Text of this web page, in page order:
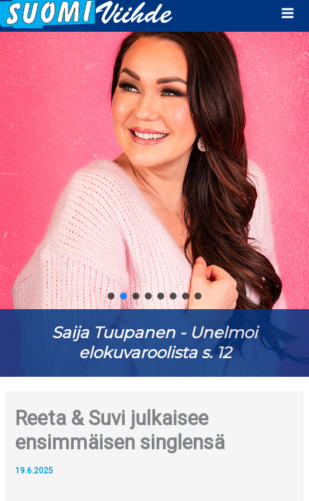
Saija Tuupanen - Unelmoi
elokuvaroolista s. 12
Reeta & Suvi julkaisee
ensimmäisen singlensä
19.6.2025